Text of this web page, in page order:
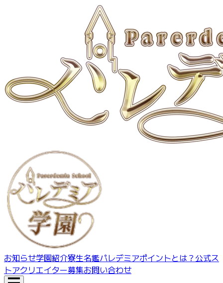
お知らせ学園紹介寮生名鑑パレデミアポイントとは？ 公式ス
トアクリエイター募集お問い合わせ